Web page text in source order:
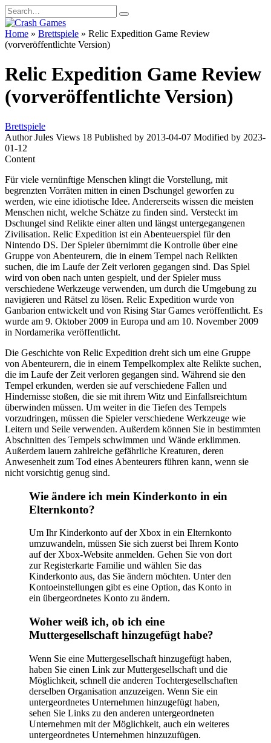
Skip
to
content
Search
for:
Home » Brettspiele » Relic Expedition Game Review
(vorveröffentlichte Version)
Relic Expedition Game Review
(vorveröffentlichte Version)
Brettspiele
Author Jules Views 18 Published by 2013-04-07 Modified by 2023-
01-12
Content
Für viele vernünftige Menschen klingt die Vorstellung, mit
begrenzten Vorräten mitten in einen Dschungel geworfen zu
werden, wie eine idiotische Idee. Andererseits wissen die meisten
Menschen nicht, welche Schätze zu finden sind. Versteckt im
Dschungel sind Relikte einer alten und längst untergegangenen
Zivilisation. Relic Expedition ist ein Abenteuerspiel für den
Nintendo DS. Der Spieler übernimmt die Kontrolle über eine
Gruppe von Abenteurern, die in einem Tempel nach Relikten
suchen, die im Laufe der Zeit verloren gegangen sind. Das Spiel
wird von oben nach unten gespielt, und der Spieler muss
verschiedene Werkzeuge verwenden, um durch die Umgebung zu
navigieren und Rätsel zu lösen. Relic Expedition wurde von
Ganbarion entwickelt und von Rising Star Games veröffentlicht. Es
wurde am 9. Oktober 2009 in Europa und am 10. November 2009
in Nordamerika veröffentlicht.
Die Geschichte von Relic Expedition dreht sich um eine Gruppe
von Abenteurern, die in einem Tempelkomplex alte Relikte suchen,
die im Laufe der Zeit verloren gegangen sind. Während sie den
Tempel erkunden, werden sie auf verschiedene Fallen und
Hindernisse stoßen, die sie mit ihrem Witz und Einfallsreichtum
überwinden müssen. Um weiter in die Tiefen des Tempels
vorzudringen, müssen die Spieler verschiedene Werkzeuge wie
Leitern und Seile verwenden. Außerdem können Sie in bestimmten
Abschnitten des Tempels schwimmen und Wände erklimmen.
Außerdem lauern zahlreiche gefährliche Kreaturen, deren
Anwesenheit zum Tod eines Abenteurers führen kann, wenn sie
nicht vorsichtig genug sind.
Wie ändere ich mein Kinderkonto in ein
Elternkonto?
Um Ihr Kinderkonto auf der Xbox in ein Elternkonto
umzuwandeln, müssen Sie sich zuerst bei Ihrem Konto
auf der Xbox-Website anmelden. Gehen Sie von dort
zur Registerkarte Familie und wählen Sie das
Kinderkonto aus, das Sie ändern möchten. Unter den
Kontoeinstellungen gibt es eine Option, das Konto in
ein übergeordnetes Konto zu ändern.
Woher weiß ich, ob ich eine
Muttergesellschaft hinzugefügt habe?
Wenn Sie eine Muttergesellschaft hinzugefügt haben,
haben Sie einen Link zur Muttergesellschaft und die
Möglichkeit, schnell die anderen Tochtergesellschaften
derselben Organisation anzuzeigen. Wenn Sie ein
untergeordnetes Unternehmen hinzugefügt haben,
sehen Sie Links zu den anderen untergeordneten
Unternehmen mit der Möglichkeit, auch ein weiteres
untergeordnetes Unternehmen hinzuzufügen.